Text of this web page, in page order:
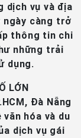
dịch vụ và địa
ngày càng trở
thông tin chi
những trải
dụng.
LỚN
Đà Nẵng
hóa và du
dịch vụ gái